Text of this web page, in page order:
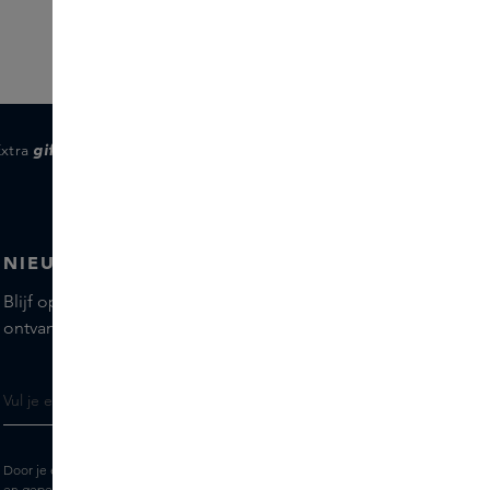
gifts
NIEUWSBRIEF
Blijf op de hoogte van de nieuwste merken en producten,
ontvang tips van onze Skins Experts.
Door je e-mailadres in te vullen geef je toestemming om de Skins nieuwsbrief